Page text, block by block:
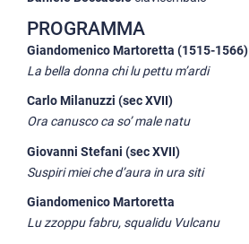
PROGRAMMA
Giandomenico Martoretta (1515-1566)
La bella donna chi lu pettu m’ardi
Carlo Milanuzzi (sec XVII)
Ora canusco ca so’ male natu
Giovanni Stefani (sec XVII)
Suspiri miei che d’aura in ura siti
Giandomenico Martoretta
Lu zzoppu fabru, squalidu Vulcanu